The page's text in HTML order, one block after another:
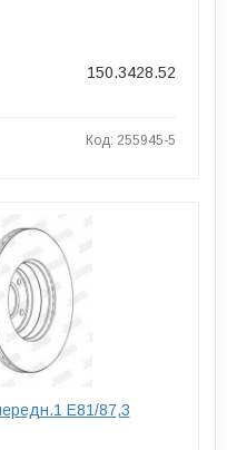
150.3428.52
Код: 255945-5
E81/87,3